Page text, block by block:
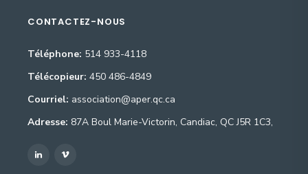
CONTACTEZ-NOUS
Téléphone: 514 933-4118
Télécopieur: 450 486-4849
Courriel: association@aper.qc.ca
Adresse: 87A Boul Marie-Victorin, Candiac, QC J5R 1C3,